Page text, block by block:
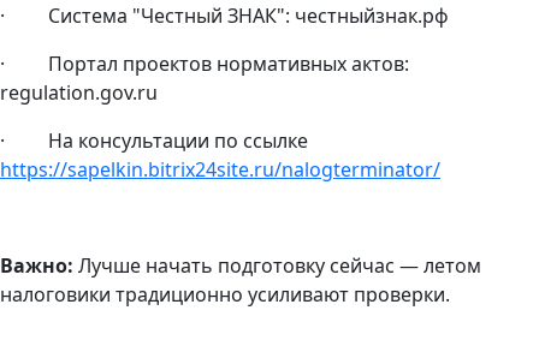
· Система "Честный ЗНАК": честныйзнак.рф
· Портал проектов нормативных актов:
regulation.gov.ru
· На консультации по ссылке
https://sapelkin.bitrix24site.ru/nalogterminator/
Важно: Лучше начать подготовку сейчас — летом
налоговики традиционно усиливают проверки.